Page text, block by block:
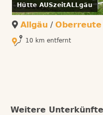
Hütte AUSzeitALLgäu
Allgäu / Oberreute
10 km entfernt
Weitere